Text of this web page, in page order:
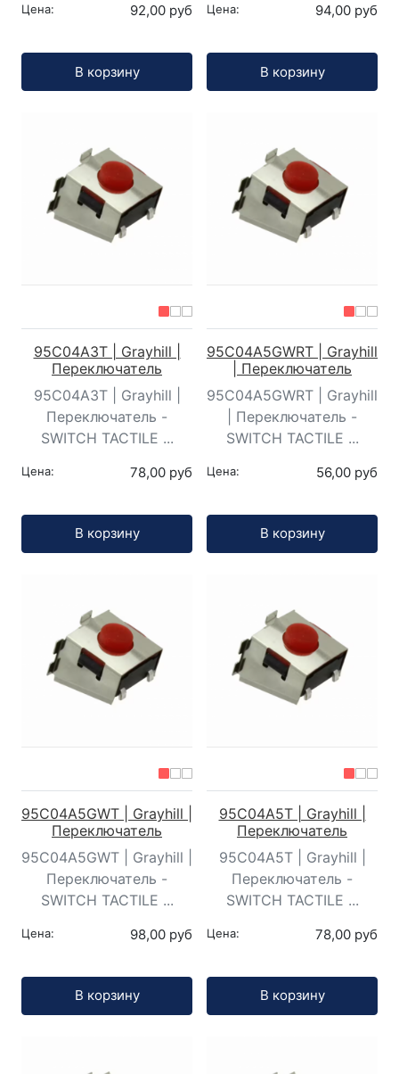
Цена: 92,00 руб
В корзину
Цена: 94,00 руб
В корзину
95C04A3T | Grayhill |
Переключатель
95C04A3T | Grayhill |
Переключатель -
SWITCH TACTILE ...
Цена: 78,00 руб
В корзину
95C04A5GWRT | Grayhill
| Переключатель
95C04A5GWRT | Grayhill
| Переключатель -
SWITCH TACTILE ...
Цена: 56,00 руб
В корзину
95C04A5GWT | Grayhill |
Переключатель
95C04A5GWT | Grayhill |
Переключатель -
SWITCH TACTILE ...
Цена: 98,00 руб
В корзину
95C04A5T | Grayhill |
Переключатель
95C04A5T | Grayhill |
Переключатель -
SWITCH TACTILE ...
Цена: 78,00 руб
В корзину